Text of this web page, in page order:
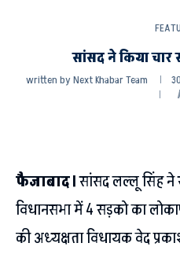
सांसद ने किया चार
written byNext Khabar Team
फैजाबाद।सांसद लल्लू सिंह ने
विधानसभा में 4 सड़को का
की अध्यक्षता विधायक वेद